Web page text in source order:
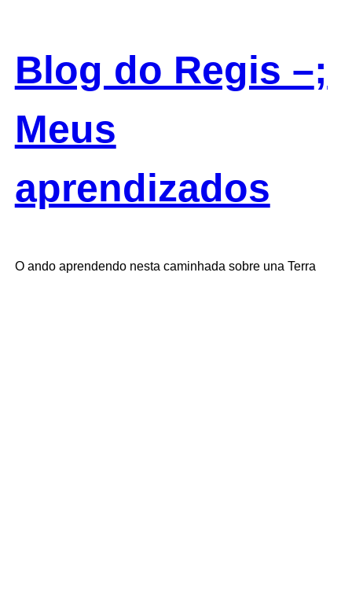
content
Blog do Regis –;
Meus
aprendizados
O ando aprendendo nesta caminhada sobre una Terra